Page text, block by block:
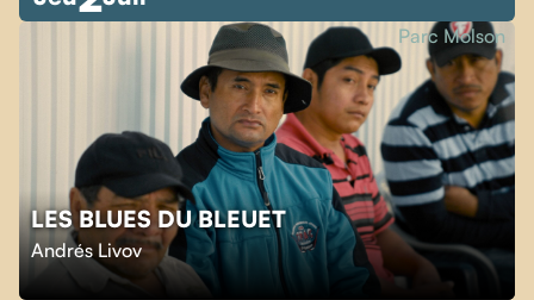
LES BLUES DU BLEUET
Andrés Livov
Parc Molson